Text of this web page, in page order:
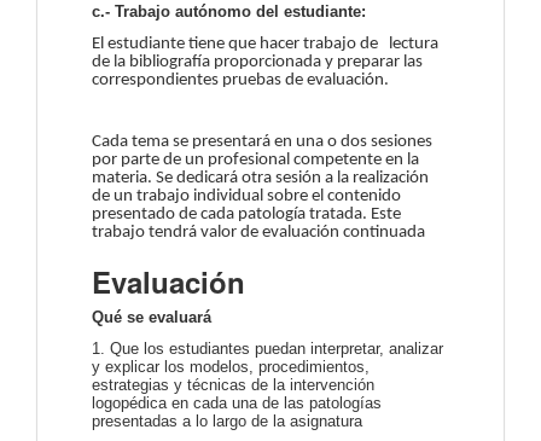
c.- Trabajo autónomo del estudiante:
El estudiante tiene que hacer trabajo de lectura
de la bibliografía proporcionada y preparar las
correspondientes pruebas de evaluación.
Cada tema se presentará en una o dos sesiones
por parte de un profesional competente en la
materia. Se dedicará otra sesión a la realización
de un trabajo individual sobre el contenido
presentado de cada patología tratada. Este
trabajo tendrá valor de evaluación continuada
Evaluación
Qué se evaluará
1. Que los estudiantes puedan interpretar, analizar
y explicar los modelos, procedimientos,
estrategias y técnicas de la intervención
logopédica en cada una de las patologías
presentadas a lo largo de la asignatura